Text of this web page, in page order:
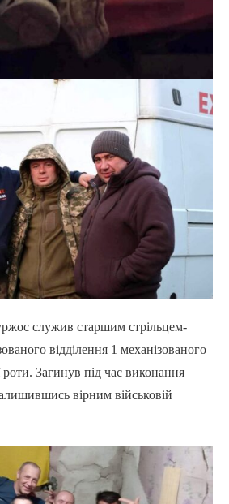
служив старшим стрільцем-
відділення 1 механізованого
роти. Загинув під час виконання
вірним військовій